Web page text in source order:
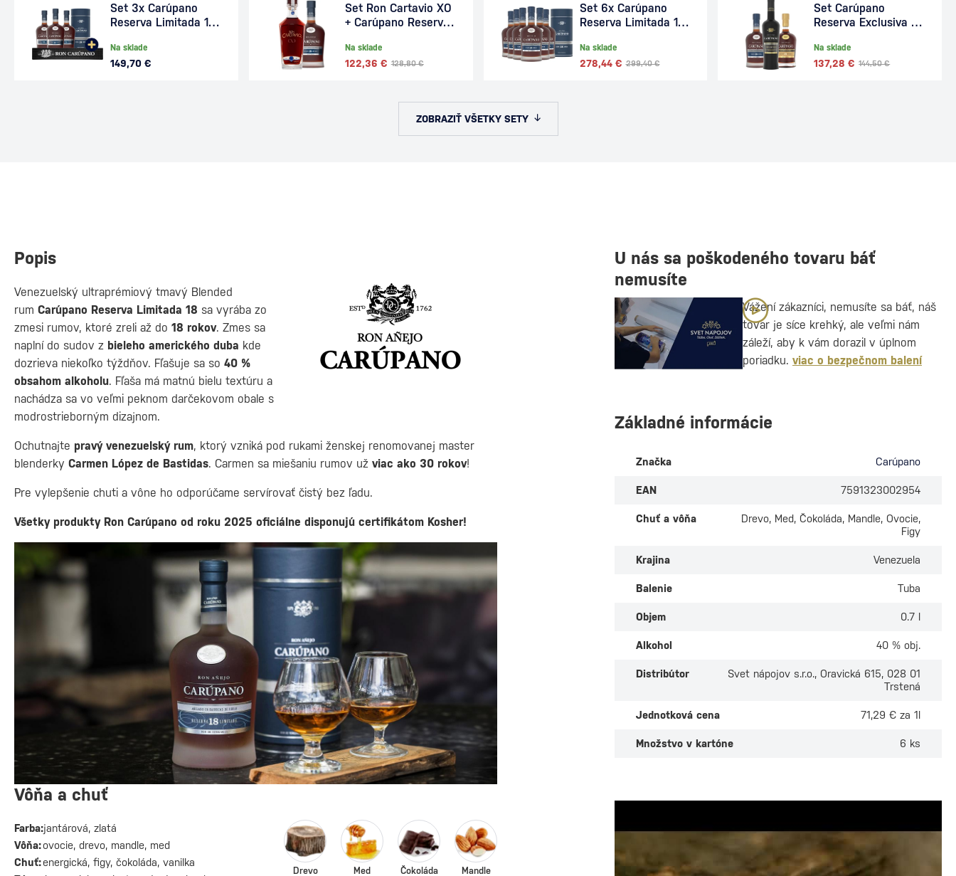
Set 3x Carúpano
Reserva Limitada 18
Na sklade
149,70 €
Set Ron Cartavio XO
+ Carúpano Reserva
Na sklade
128,80 €
122,36 €
Set 6x Carúpano
Reserva Limitada 18
Na sklade
299,40 €
278,44 €
Set Carúpano
Reserva Exclusiva 12
Limitada 18 +
Carúpano Reserva
Na sklade
144,50 €
137,28 €
ZOBRAZIŤ VŠETKY SETY
Popis
Venezuelský ultraprémiový tmavý Blended
rum Carúpano Reserva Limitada 18 sa vyrába zo
zmesi rumov, ktoré zreli až do 18 rokov. Zmes sa
naplní do sudov z bieleho amerického duba kde
dozrieva niekoľko týždňov. Fľašuje sa so 40 %
obsahom alkoholu. Fľaša má matnú bielu textúru a
nachádza sa vo veľmi peknom darčekovom obale s
modrostrieborným dizajnom.
Ochutnajte pravý venezuelský rum, ktorý vzniká pod rukami ženskej renomovanej master
blenderky Carmen López de Bastidas. Carmen sa miešaniu rumov už viac ako 30 rokov!
Pre vylepšenie chuti a vône ho odporúčame servírovať čistý bez ľadu.
Všetky produkty Ron Carúpano od roku 2025 oficiálne disponujú certifikátom Kosher!
Vôňa a chuť
Farba:jantárová, zlatá
Vôňa:ovocie, drevo, mandle, med
Chuť:energická, figy, čokoláda, vanilka
Drevo Med Čokoláda Mandle
U nás sa poškodeného tovaru báť
nemusíte
Vážení zákazníci, nemusíte sa báť, náš
tovar je síce krehký, ale veľmi nám
záleží, aby k vám dorazil v úplnom
poriadku. viac o bezpečnom balení
Základné informácie
Značka Carúpano
EAN 7591323002954
Chuť a vôňa
Drevo, Med, Čokoláda, Mandle, Ovocie,
Figy
Krajina Venezuela
Balenie Tuba
Objem 0.7 l
Alkohol 40 % obj.
Distribútor
Svet nápojov s.r.o., Oravická 615, 028 01
Trstená
Jednotková cena 71,29 € za 1l
Množstvo v kartóne 6 ks